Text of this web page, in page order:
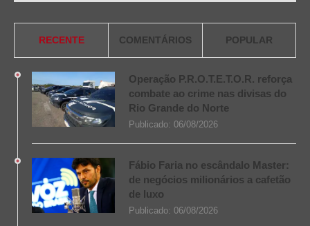
RECENTE COMENTÁRIOS POPULAR
Operação P.R.O.T.E.T.O.R. reforça
combate ao crime nas divisas do
Rio Grande do Norte
Publicado: 06/08/2026
Fábio Faria no escândalo Master:
de negócios milionários a cafetão
de luxo
Publicado: 06/08/2026